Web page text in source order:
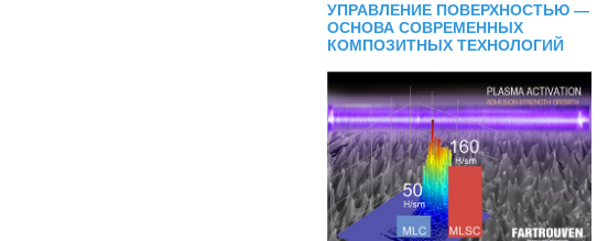
УПРАВЛЕНИЕ ПОВЕРХНОСТЬЮ —
ОСНОВА СОВРЕМЕННЫХ
КОМПОЗИТНЫХ ТЕХНОЛОГИЙ